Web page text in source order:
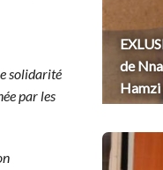
solidarité
par les
de
Hamzi